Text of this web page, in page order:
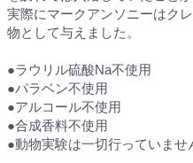
実際にマークアンソニーはク
物として与えました。
●ラウリル硫酸Na不使用
●パラベン不使用
●アルコール不使用
●合成香料不使用
●動物実験は一切行っていませ